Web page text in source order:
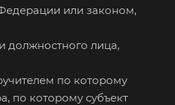
или законом,
должностного лица,
по которому
по которому субъект